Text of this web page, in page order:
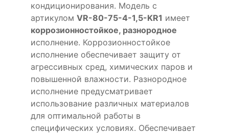
кондиционирования. Модель с
артикулом VR-80-75-4-1,5-KR1 имеет
коррозионностойкое, разнородное
исполнение. Коррозионностойкое
исполнение обеспечивает защиту от
агрессивных сред, химических паров и
повышенной влажности. Разнородное
исполнение предусматривает
использование различных материалов
для оптимальной работы в
специфических условиях. Обеспечивает